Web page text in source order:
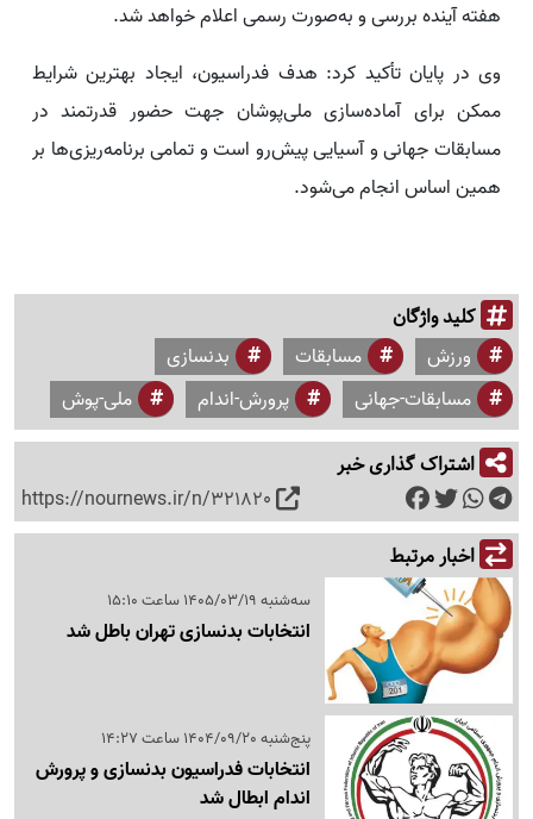
هفته آینده بررسی و به‌صورت رسمی اعلام خواهد شد.
وی در پایان تأکید کرد: هدف فدراسیون، ایجاد بهترین شرایط
ممکن برای آماده‌سازی ملی‌پوشان جهت حضور قدرتمند در
مسابقات جهانی و آسیایی پیش‌رو است و تمامی برنامه‌ریزی‌ها بر
همین اساس انجام می‌شود.
کلید واژگان
ورزش مسابقات
بدنسازی
مسابقات-جهانی
پرورش-اندام ملی-پوش
اشتراک گذاری خبر
https://nournews.ir/n/321820
اخبار مرتبط
سه‌شنبه 1405/03/19 ساعت 15:10
انتخابات بدنسازی تهران باطل شد
پنج‌شنبه 1404/09/20 ساعت 14:27
انتخابات فدراسیون بدنسازی و پرورش
اندام ابطال شد